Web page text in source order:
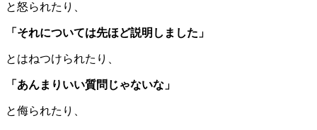
と怒られたり、
「それについては先ほど説明しました」
とはねつけられたり、
「あんまりいい質問じゃないな」
と侮られたり、